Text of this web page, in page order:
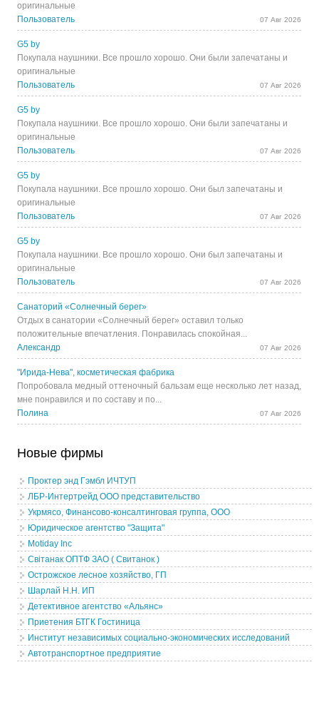
оригинальные
Пользователь
07 Авг 2026
G5 by
Покупала наушники. Все прошло хорошо. Они были запечатаны и
оригинальные
Пользователь
07 Авг 2026
G5 by
Покупала наушники. Все прошло хорошо. Они были запечатаны и
оригинальные
Пользователь
07 Авг 2026
G5 by
Покупала наушники. Все прошло хорошо. Они был запечатаны и
оригинальные
Пользователь
07 Авг 2026
G5 by
Покупала наушники. Все прошло хорошо. Они был запечатаны и
оригинальные
Пользователь
07 Авг 2026
Санаторий «Солнечный берег»
Отдых в санатории «Солнечный берег» оставил только
положительные впечатления. Понравилась спокойная...
Александр
07 Авг 2026
"Ирида-Нева", косметическая фабрика
Попробовала медный оттеночный бальзам еще несколько лет назад,
мне понравился и по составу и по...
Полина
07 Авг 2026
Новые фирмы
Проктер энд Гэмбл ИЧТУП
ЛБР-Интертрейд ООО представительство
Укрмясо, Финансово-консалтинговая группа, ООО
Юридическое агентство "Защита"
Motiday Inc
Свiтанак ОПТФ ЗАО ( Свитанок )
Острожское лесное хозяйство, ГП
Шарлай Н.Н. ИП
Детективное агентство «Альянс»
Приетения БТГК Гостиница
Институт независимых социально-экономических исследований
Автотранспортное предприятие